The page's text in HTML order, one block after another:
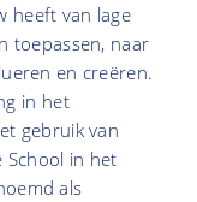
heeft van lage
toepassen, naar
en creëren.
in het
gebruik van
School in het
als